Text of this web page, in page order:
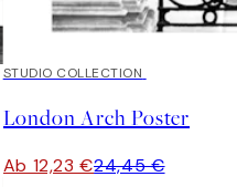
50%*
STUDIO COLLECTION
London Arch Poster
Ab 12,23 €24,45 €